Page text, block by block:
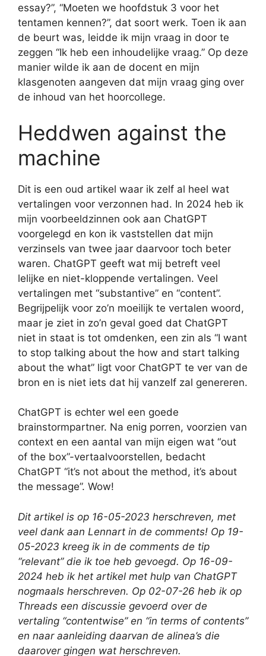
essay?”, “Moeten we hoofdstuk 3 voor het
tentamen kennen?”, dat soort werk. Toen ik aan
de beurt was, leidde ik mijn vraag in door te
zeggen “Ik heb een inhoudelijke vraag.” Op deze
manier wilde ik aan de docent en mijn
klasgenoten aangeven dat mijn vraag ging over
de inhoud van het hoorcollege.
Heddwen against the
machine
Dit is een oud artikel waar ik zelf al heel wat
vertalingen voor verzonnen had. In 2024 heb ik
mijn voorbeeldzinnen ook aan ChatGPT
voorgelegd en kon ik vaststellen dat mijn
verzinsels van twee jaar daarvoor toch beter
waren. ChatGPT geeft wat mij betreft veel
lelijke en niet-kloppende vertalingen. Veel
vertalingen met “substantive” en “content”.
Begrijpelijk voor zo’n moeilijk te vertalen woord,
maar je ziet in zo’n geval goed dat ChatGPT
niet in staat is tot omdenken, een zin als “I want
to stop talking about the how and start talking
about the what” ligt voor ChatGPT te ver van de
bron en is niet iets dat hij vanzelf zal genereren.
ChatGPT is echter wel een goede
brainstormpartner. Na enig porren, voorzien van
context en een aantal van mijn eigen wat “out
of the box”-vertaalvoorstellen, bedacht
ChatGPT “it’s not about the method, it’s about
the message”. Wow!
Dit artikel is op 16-05-2023 herschreven, met
veel dank aan Lennart in de comments! Op 19-
05-2023 kreeg ik in de comments de tip
“relevant” die ik toe heb gevoegd. Op 16-09-
2024 heb ik het artikel met hulp van ChatGPT
nogmaals herschreven. Op 02-07-26 heb ik op
Threads een discussie gevoerd over de
vertaling “contentwise” en “in terms of contents”
en naar aanleiding daarvan de alinea’s die
daarover gingen wat herschreven.